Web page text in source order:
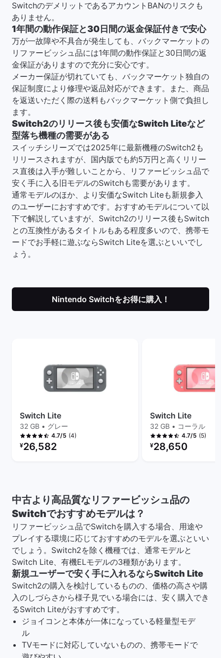
SwitchのデメリットであるアカウントBANのリスクも
ありません。
1年間の動作保証と30日間の返金保証付きで安心
万が一故障や不具合が発生しても、バックマーケットの
リファービッシュ品には1年間の動作保証と30日間の返
金保証がありますので充分に安心です。
メーカー保証が切れていても、バックマーケット独自の
保証制度により修理や返品対応ができます。また、商品
を返送いただく際の送料もバックマーケット側で負担し
ます。
Switch2のリリース後も安価なSwitch Liteなど
型落ち機種の需要がある
スイッチシリーズでは2025年に最新機種のSwitch2も
リリースされますが、国内版でも約5万円と高くリリー
ス直後は入手が難しいことから、リファービッシュ品で
安く手に入る旧モデルのSwitchも需要があります。
通常モデルのほか、より安価なSwitch Liteも新規参入
のユーザーにおすすめです。おすすめモデルについて以
下で解説していますが、Switch2のリリース後もSwitch
との互換性があるタイトルもある程度多いので、携帯モ
ードでお手軽に遊ぶならSwitch Liteを選ぶといいでし
ょう。
Nintendo Switchをお得に購入！
Switch Lite
32 GB • グレー
4.7/5 (4)
リファービッシュ品の価格：
¥26,582
Switch Lite
32 GB • コーラル
4.7/5 (5)
リファービッシュ品の
¥28,650
中古より高品質なリファービッシュ品の
Switchでおすすめモデルは？
リファービッシュ品でSwitchを購入する場合、用途や
プレイする環境に応じておすすめのモデルを選ぶといい
でしょう。Switch2を除く機種では、通常モデルと
Switch Lite、有機ELモデルの3種類があります。
新規ユーザーで安く手に入れるならSwitch Lite
Switch2の購入を検討しているものの、価格の高さや購
入のしづらさから様子見でいる場合には、安く購入でき
るSwitch Liteがおすすめです。
ジョイコンと本体が一体になっている軽量型モデ
ル
TVモードに対応していないものの、携帯モードで